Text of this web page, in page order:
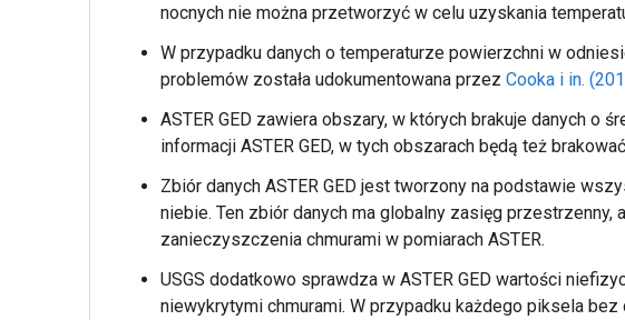
nocnych nie można przetworzyć w celu uzyskania
W przypadku danych o temperaturze powierzchni w
problemów została udokumentowana przez Cooka i in.
ASTER GED zawiera obszary, w których brakuje danych o
informacji ASTER GED, w tych obszarach będą też
Zbiór danych ASTER GED jest tworzony na podstawie
niebie. Ten zbiór danych ma globalny zasięg
zanieczyszczenia chmurami w pomiarach ASTER.
USGS dodatkowo sprawdza w ASTER GED wartości
niewykrytymi chmurami. W przypadku każdego piksela